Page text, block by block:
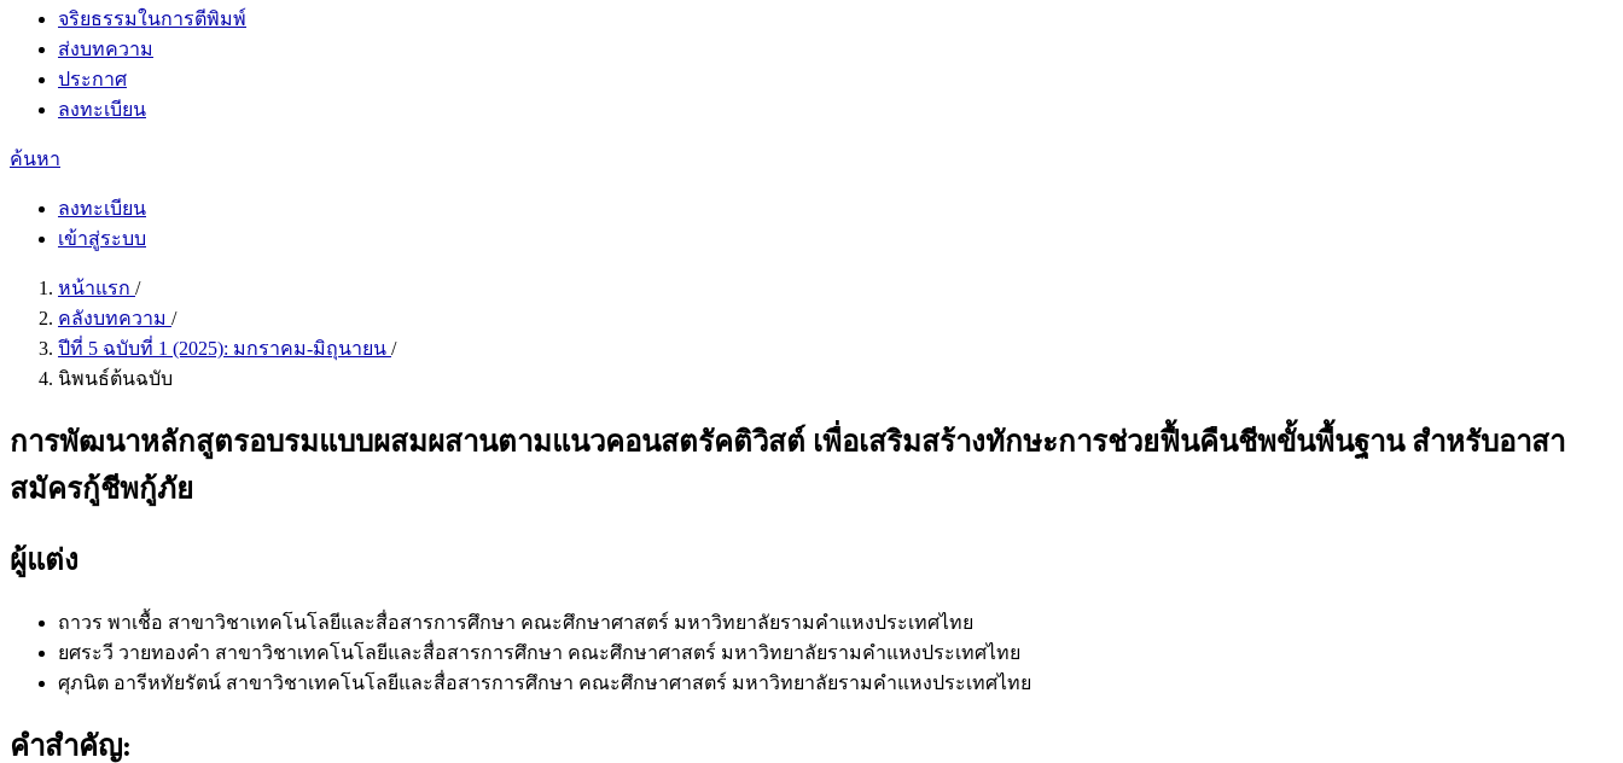
จริยธรรมในการตีพิมพ์
ส่งบทความ
ประกาศ
ลงทะเบียน
ค้นหา
ลงทะเบียน
เข้าสู่ระบบ
หน้าแรก /
คลังบทความ /
ปีที่ 5 ฉบับที่ 1 (2025): มกราคม-มิถุนายน /
นิพนธ์ต้นฉบับ
การพัฒนาหลักสูตรอบรมแบบผสมผสานตามแนวคอนสตรัคติวิสต์ เพื่อเสริมสร้างทักษะการช่วยฟื้นคืนชีพขั้นพื้นฐาน สำหรับอาสา
สมัครกู้ชีพกู้ภัย
ผู้แต่ง
ถาวร พาเชื้อ สาขาวิชาเทคโนโลยีและสื่อสารการศึกษา คณะศึกษาศาสตร์ มหาวิทยาลัยรามคำแหงประเทศไทย
ยศระวี วายทองคำ สาขาวิชาเทคโนโลยีและสื่อสารการศึกษา คณะศึกษาศาสตร์ มหาวิทยาลัยรามคำแหงประเทศไทย
ศุภนิต อารีหทัยรัตน์ สาขาวิชาเทคโนโลยีและสื่อสารการศึกษา คณะศึกษาศาสตร์ มหาวิทยาลัยรามคำแหงประเทศไทย
คำสำคัญ: